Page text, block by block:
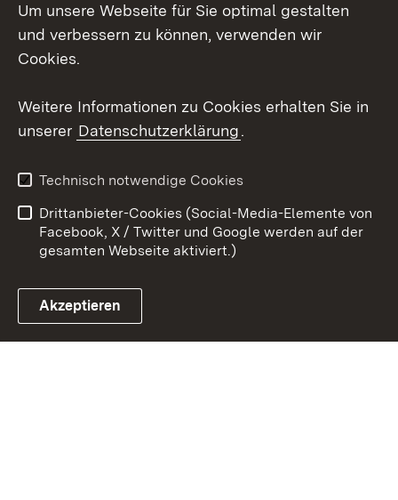
Mastodon
Youtube
Link zum Landesportal
Kontakt
Datenschutz
Barrierefreiheit
Impressum Cookies
Um unsere Webseite für Sie optimal gestalten
und verbessern zu können, verwenden wir
Cookies.
Weitere Informationen zu Cookies erhalten Sie in
unserer Datenschutzerklärung.
Technisch notwendige Cookies
Drittanbieter-Cookies (Social-Media-Elemente von
Facebook, X / Twitter und Google werden auf der
gesamten Webseite aktiviert.)
Akzeptieren